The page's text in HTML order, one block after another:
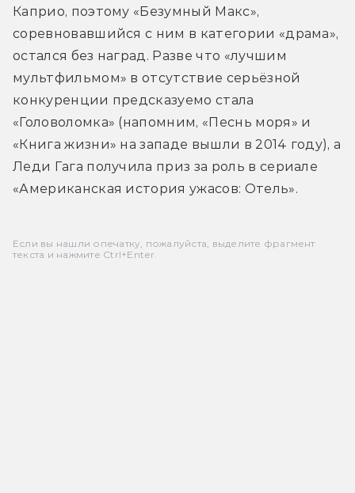
Каприо, поэтому «Безумный Макс»,
соревновавшийся с ним в категории «драма»,
остался без наград. Разве что «лучшим
мультфильмом» в отсутствие серьёзной
конкуренции предсказуемо стала
«Головоломка» (напомним, «Песнь моря» и
«Книга жизни» на западе вышли в 2014 году), а
Леди Гага получила приз за роль в сериале
«Американская история ужасов: Отель».
Если вы нашли опечатку, пожалуйста, выделите фрагмент
текста и нажмите Ctrl+Enter.